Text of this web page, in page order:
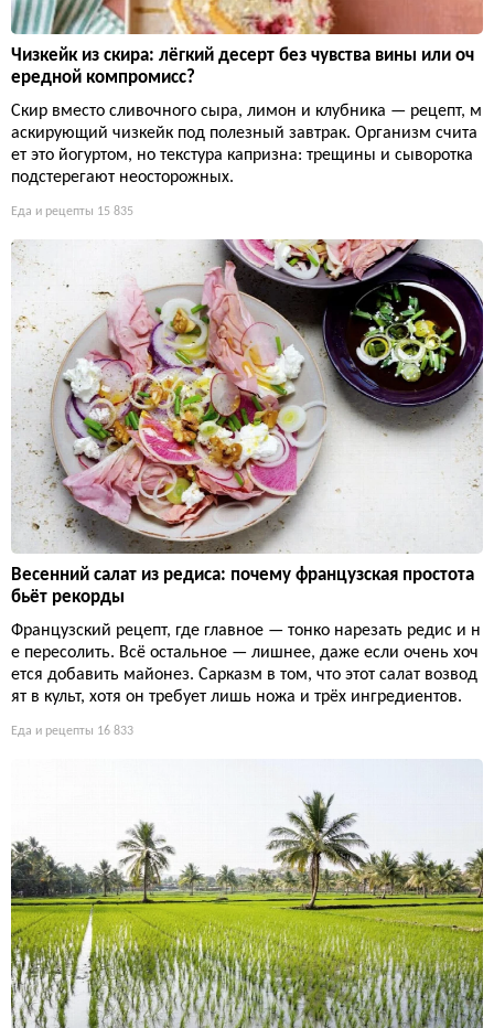
Чизкейк из скира: лёгкий десерт без чувства вины или оч
ередной компромисс?
Скир вместо сливочного сыра, лимон и клубника — рецепт, м
аскирующий чизкейк под полезный завтрак. Организм счита
ет это йогуртом, но текстура капризна: трещины и сыворотка
подстерегают неосторожных.
Еда и рецепты 15 835
Весенний салат из редиса: почему французская простота
бьёт рекорды
Французский рецепт, где главное — тонко нарезать редис и н
е пересолить. Всё остальное — лишнее, даже если очень хоч
ется добавить майонез. Сарказм в том, что этот салат возвод
ят в культ, хотя он требует лишь ножа и трёх ингредиентов.
Еда и рецепты 16 833